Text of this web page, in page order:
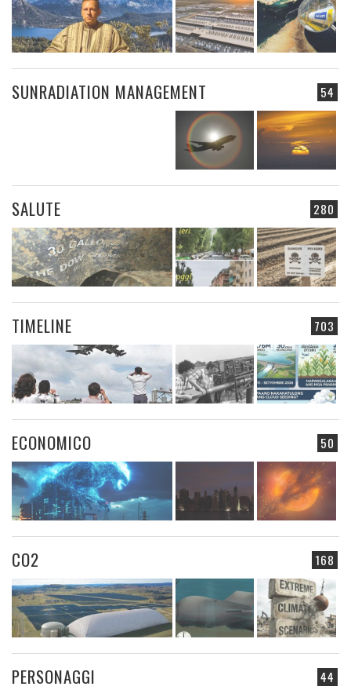
54
SUNRADIATION MANAGEMENT
280
SALUTE
703
TIMELINE
50
ECONOMICO
168
CO2
44
PERSONAGGI